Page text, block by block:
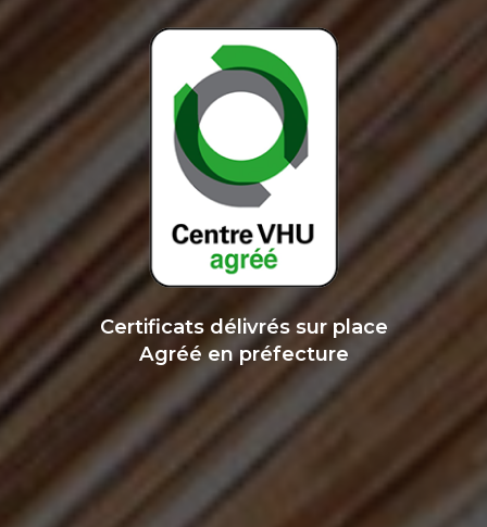
Certificats délivrés sur place
Agréé en préfecture